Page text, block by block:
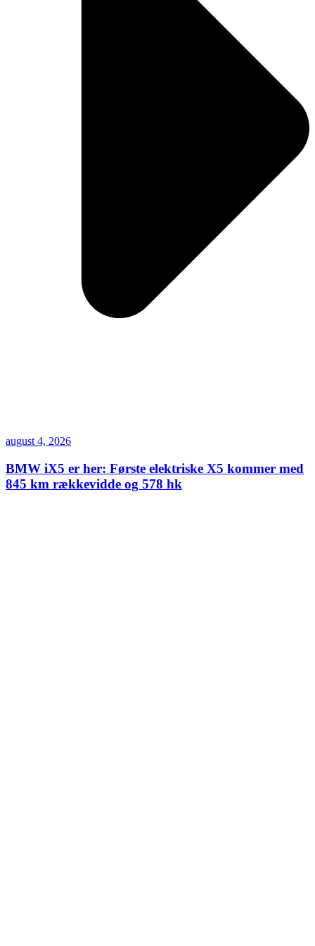
august 4, 2026
BMW iX5 er her: Første elektriske X5 kommer med
845 km rækkevidde og 578 hk